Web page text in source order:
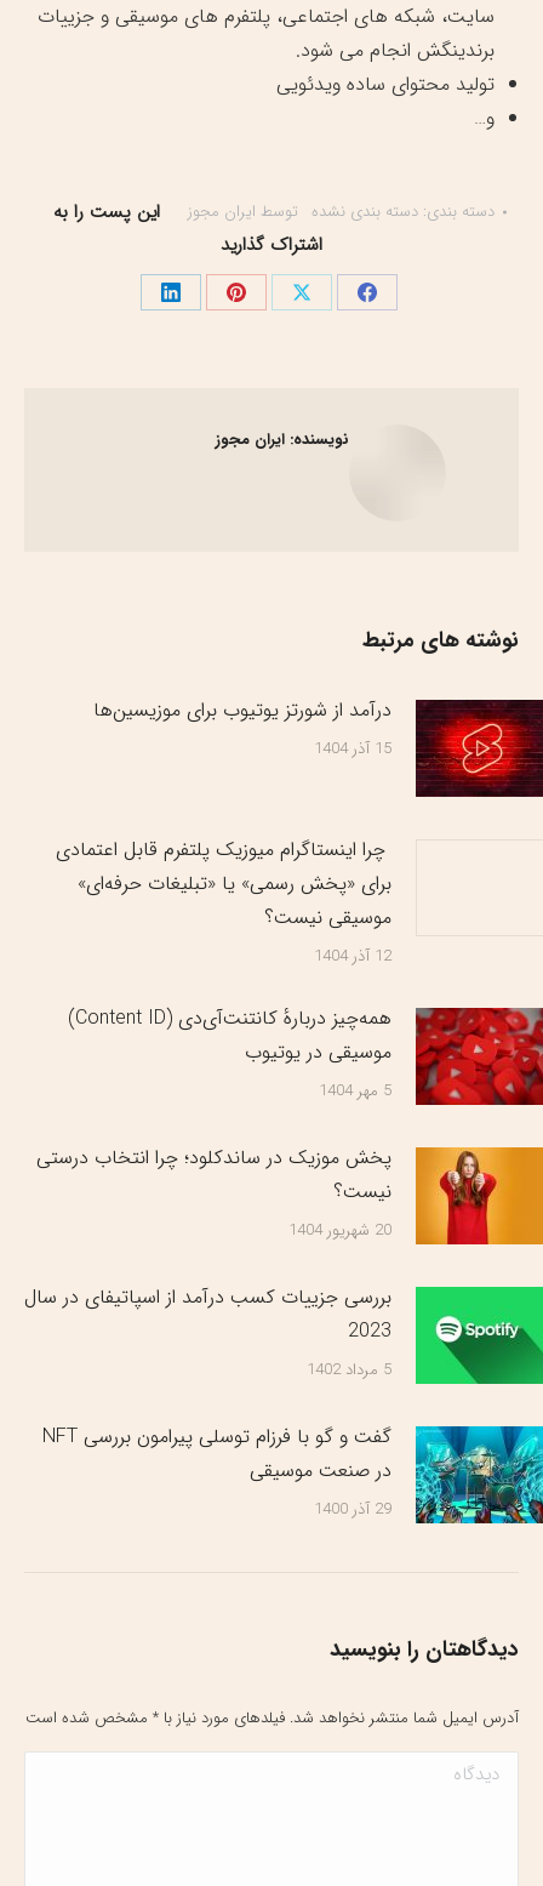
سایت، شبکه های اجتماعی، پلتفرم های موسیقی و جزییات
برندینگش انجام می شود.
تولید محتوای ساده ویدئویی
و…
دسته بندی: دسته بندی نشده توسط ایران مجوز
این پست را به
اشتراک گذارید
اشتراک اشتراک اشتراک اشتراک
نویسنده: ایران مجوز
نوشته های مرتبط
درآمد از شورتز یوتیوب برای موزیسین‌ها
15 آذر 1404
چرا اینستاگرام میوزیک پلتفرم قابل اعتمادی
برای «پخش رسمی» یا «تبلیغات حرفه‌ای»
موسیقی نیست؟
12 آذر 1404
همه‌چیز دربارهٔ کانتنت‌آی‌دی (Content ID)
موسیقی در یوتیوب
5 مهر 1404
پخش موزیک در ساندکلود؛ چرا انتخاب درستی
نیست؟
20 شهریور 1404
بررسی جزییات کسب درآمد از اسپاتیفای در سال
2023
5 مرداد 1402
گفت و گو با فرزام توسلی پیرامون بررسی NFT
در صنعت موسیقی
29 آذر 1400
دیدگاهتان را بنویسید
آدرس ایمیل شما منتشر نخواهد شد. فیلدهای مورد نیاز با * مشخص شده است
دیدگاه